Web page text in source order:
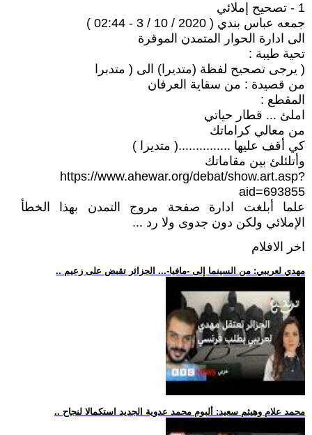
1 - تصحيح إملائي
جمعه عباس بندي ( 2020 / 10 / 3 - 02:44 )
الى ادارة الحوار المتمدن الموقرة
تحية طيبة :
( يرجى تصحيح لفظة (متديرا) الى ( متدبرا
من قصيدة : من سقاية العرفان
المقطع :
املئ ... قطار حياتي
من معالي كراماتك
كي أقف عليها ...............( متديرا )
وأتلئلئ بين مقاماتك
https://www.ahewar.org/debat/show.art.asp?
aid=693855
علما أبلغت ادارة صفحة مروج التمدن بهذا الخطأ
الإملائي ولكن دون جدوى ولا رد ...
اخر الافلام
.. مهدي لعريبي: من السينما إلى -مافيا-... الجزائر تقبض على زعيم
.. محمد علام وهيثم سعيد: ألبوم محمد عدوية الجديد استكمالا لنجاح